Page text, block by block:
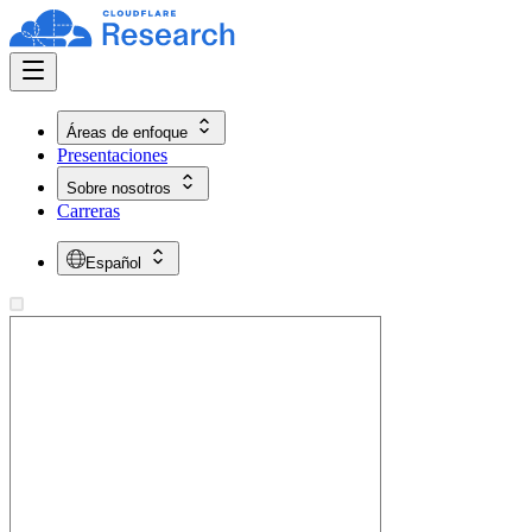
Áreas de enfoque
Presentaciones
Sobre nosotros
Carreras
Español